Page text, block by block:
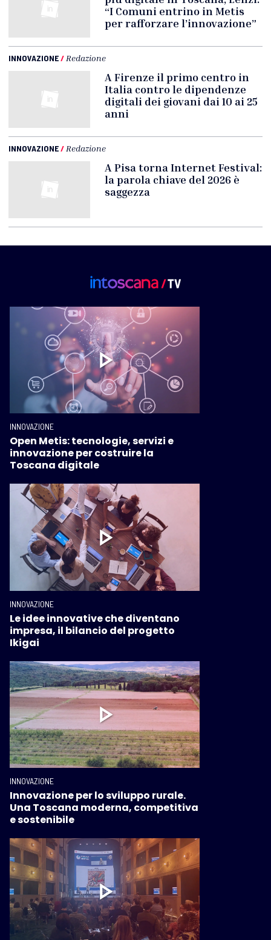
“I Comuni entrino in Metis
per rafforzare l’innovazione”
INNOVAZIONE/ Redazione
A Firenze il primo centro in
Italia contro le dipendenze
digitali dei giovani dai 10 ai 25
anni
INNOVAZIONE/ Redazione
A Pisa torna Internet Festival:
la parola chiave del 2026 è
saggezza
INNOVAZIONE
Open Metis: tecnologie, servizi e
innovazione per costruire la
Toscana digitale
INNOVAZIONE
Le idee innovative che diventano
impresa, il bilancio del progetto
Ikigai
INNOVAZIONE
Innovazione per lo sviluppo rurale.
Una Toscana moderna, competitiva
e sostenibile